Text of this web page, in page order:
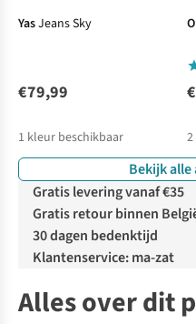
YasJeans Sky
€79,99
1 kleur beschikbaar 2
Bekijk
Gratis levering vanaf €35
Gratis retour binnen
30 dagen bedenktijd
Klantenservice: ma-zat
Alles over dit